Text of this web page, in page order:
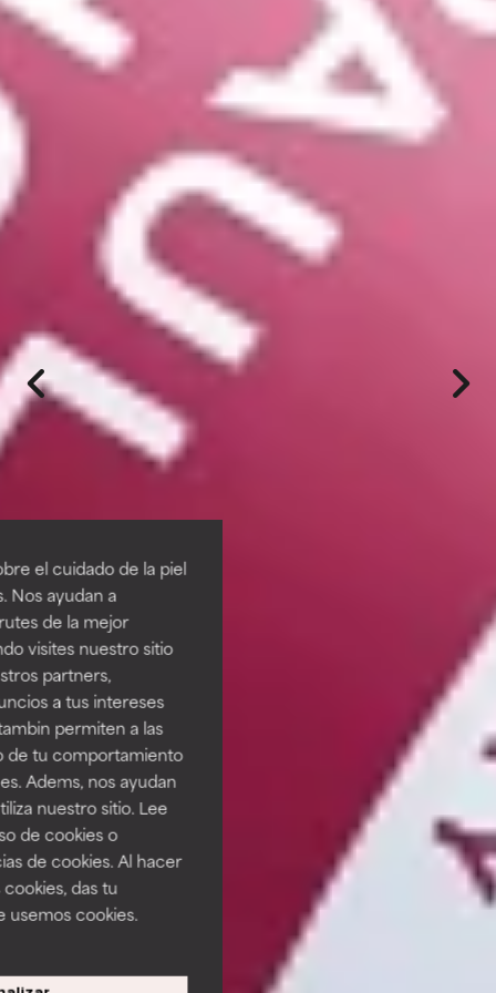
el cuidado de la piel
Nos ayudan a
de la mejor
visites nuestro sitio
partners,
a tus intereses
permiten a las
de tu comportamiento
Adems, nos ayudan
nuestro sitio. Lee
de cookies o
de cookies. Al hacer
das tu
usemos cookies.